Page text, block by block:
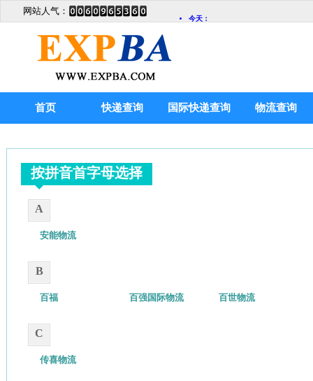
网站人气：
首页 快递查询 国际快递查询 物流查询
按拼音首字母选择
A
安能物流
B
百福 百强国际物流 百世物流
C
传喜物流